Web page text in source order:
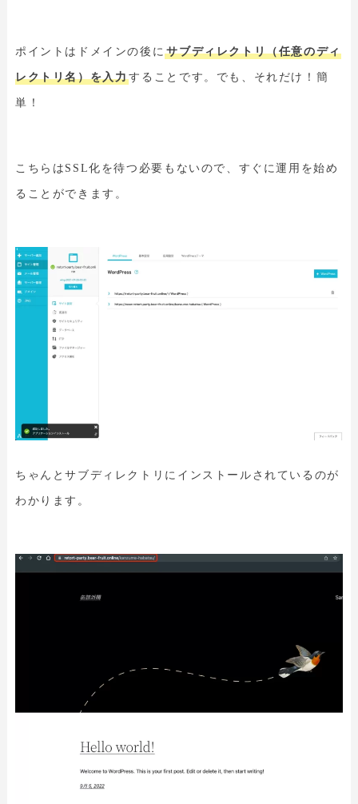
ポイントはドメインの後にサブディレクトリ（任意のディ
レクトリ名）を入力することです。でも、それだけ！簡
単！
こちらはSSL化を待つ必要もないので、すぐに運用を始め
ることができます。
ちゃんとサブディレクトリにインストールされているのが
わかります。